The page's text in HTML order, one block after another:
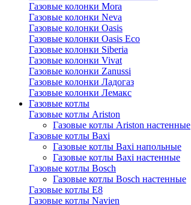
Газовые колонки Mora
Газовые колонки Neva
Газовые колонки Oasis
Газовые колонки Oasis Eco
Газовые колонки Siberia
Газовые колонки Vivat
Газовые колонки Zanussi
Газовые колонки Ладогаз
Газовые колонки Лемакс
Газовые котлы
Газовые котлы Ariston
Газовые котлы Ariston настенные
Газовые котлы Baxi
Газовые котлы Baxi напольные
Газовые котлы Baxi настенные
Газовые котлы Bosch
Газовые котлы Bosch настенные
Газовые котлы E8
Газовые котлы Navien